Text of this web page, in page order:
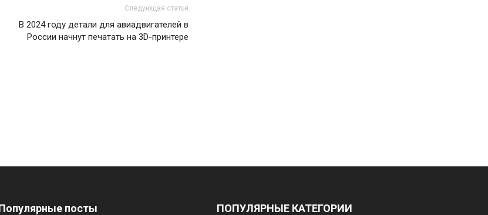
Следующая статья
В 2024 году детали для авиадвигателей в
России начнут печатать на 3D-принтере
посты ПОПУЛЯРНЫЕ КАТЕГОРИИ